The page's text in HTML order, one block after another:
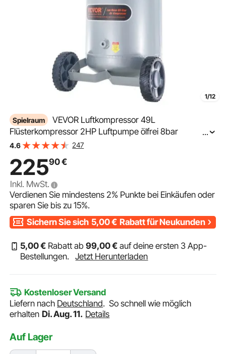
1/12
Spielraum
VEVOR Luftkompressor 49L
Flüsterkompressor 2HP Luftpumpe ölfrei 8bar
Kompressor Einphasig Geräuschpegel ≤63dB Ideal zum
Holzarbeiten
...
4.6 247
22590€
Inkl. MwSt.
Verdienen Sie mindestens2% Punkte bei Einkäufen oder
sparen Sie bis zu15%.
Sichern Sie sich 5,00€ Rabatt für Neukunden
5,00€ Rabatt ab99,00€ auf deine ersten 3 App-
Bestellungen.
Jetzt Herunterladen
Kostenloser Versand
Liefern nach Deutschland.So schnell wie möglich
erhalten Di. Aug. 11. Details
Auf Lager